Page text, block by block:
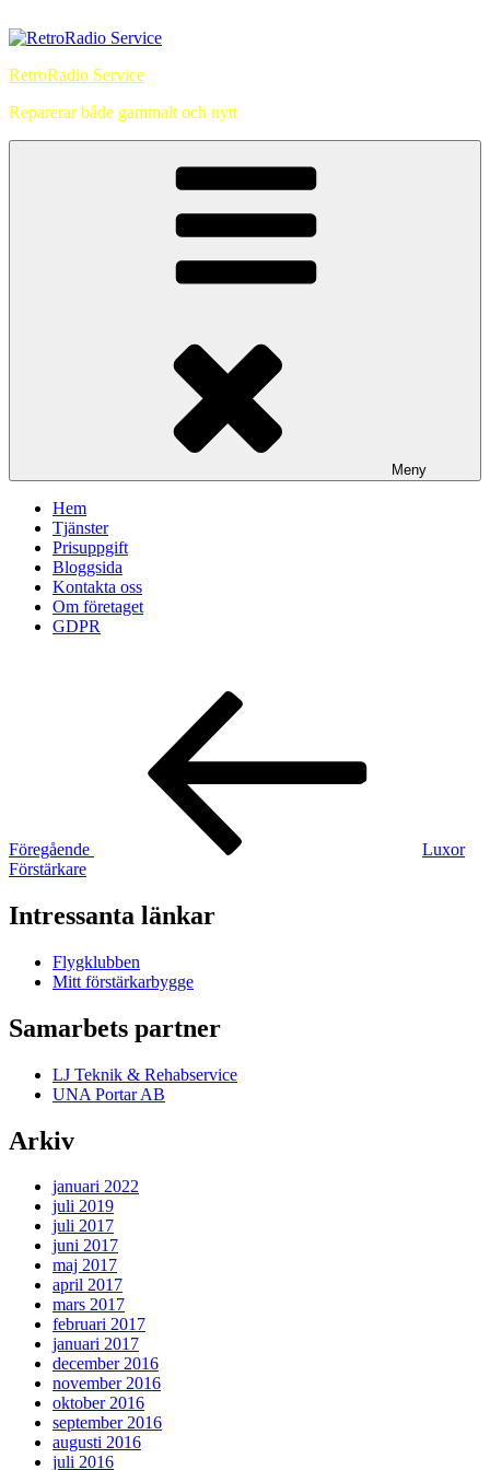
till
RetroRadio Service
Reparerar både gammalt och nytt
Meny
Hem
Tjänster
Prisuppgift
Bloggsida
Kontakta oss
Om företaget
GDPR
Inläggsnavigering
Föregående
Luxor
Förstärkare
Intressanta länkar
Flygklubben
Mitt förstärkarbygge
Samarbets partner
LJ Teknik & Rehabservice
UNA Portar AB
Arkiv
januari 2022
juli 2019
juli 2017
juni 2017
maj 2017
april 2017
mars 2017
februari 2017
januari 2017
december 2016
november 2016
oktober 2016
september 2016
augusti 2016
juli 2016